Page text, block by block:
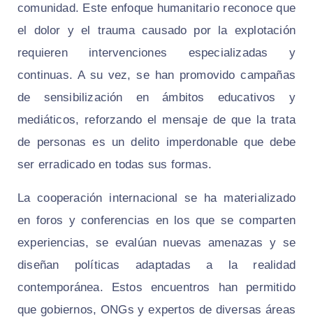
comunidad. Este enfoque humanitario reconoce que
el dolor y el trauma causado por la explotación
requieren intervenciones especializadas y
continuas. A su vez, se han promovido campañas
de sensibilización en ámbitos educativos y
mediáticos, reforzando el mensaje de que la trata
de personas es un delito imperdonable que debe
ser erradicado en todas sus formas.
La cooperación internacional se ha materializado
en foros y conferencias en los que se comparten
experiencias, se evalúan nuevas amenazas y se
diseñan políticas adaptadas a la realidad
contemporánea. Estos encuentros han permitido
que gobiernos, ONGs y expertos de diversas áreas